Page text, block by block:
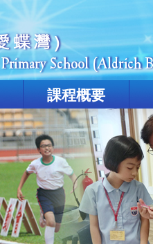
課程概要